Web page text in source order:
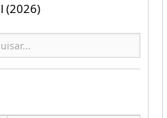
(2026)